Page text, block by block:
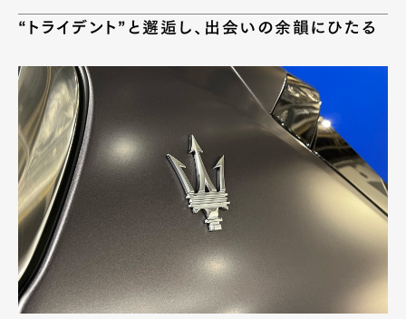
“トライデント”と邂逅し、出会いの余韻にひたる